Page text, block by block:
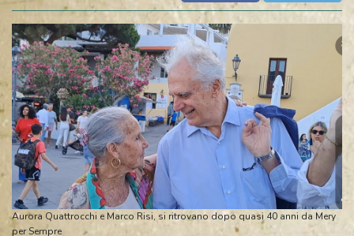
Aurora Quattrocchi e Marco Risi, si ritrovano dopo quasi 40 anni da Mery
per Sempre